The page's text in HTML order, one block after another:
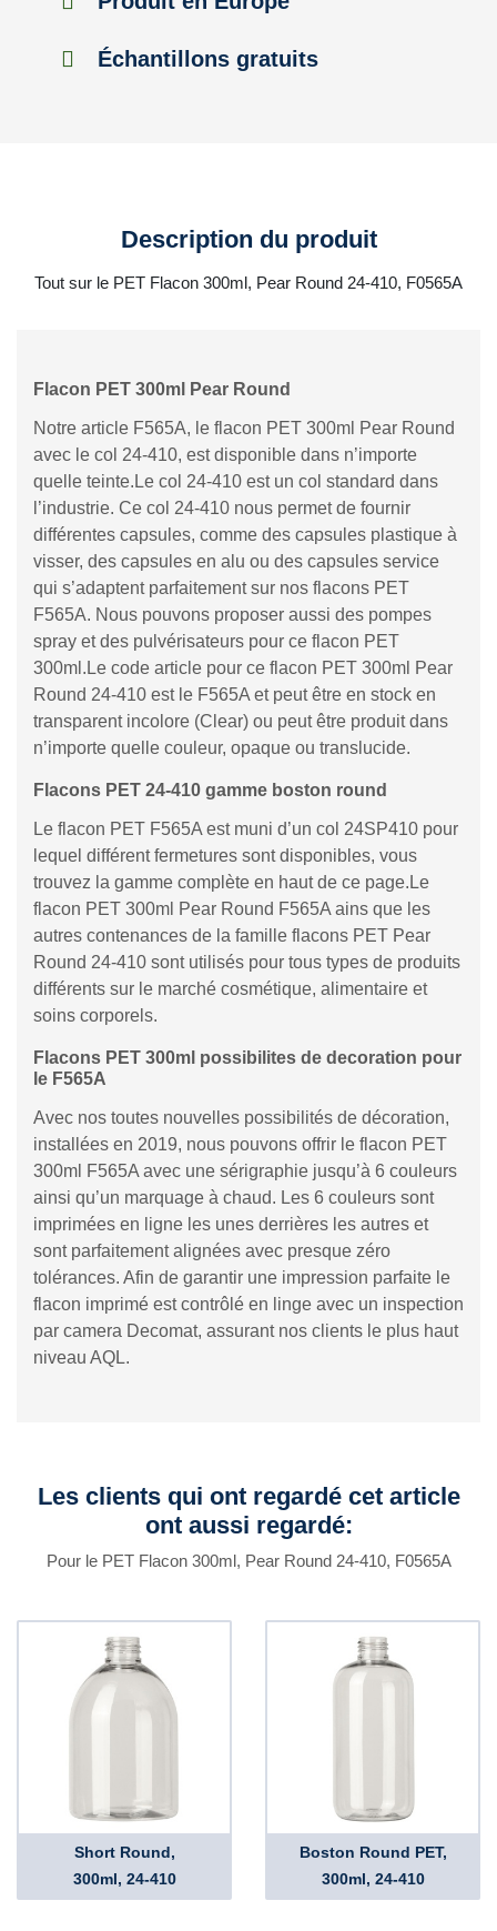
Échantillons gratuits
Description du produit
Tout sur le PET Flacon 300ml, Pear Round 24-410, F0565A
Flacon PET 300ml Pear Round
Notre article F565A, le flacon PET 300ml Pear Round
avec le col 24-410, est disponible dans n’importe
quelle teinte.Le col 24-410 est un col standard dans
l’industrie. Ce col 24-410 nous permet de fournir
différentes capsules, comme des capsules plastique à
visser, des capsules en alu ou des capsules service
qui s’adaptent parfaitement sur nos flacons PET
F565A. Nous pouvons proposer aussi des pompes
spray et des pulvérisateurs pour ce flacon PET
300ml.Le code article pour ce flacon PET 300ml Pear
Round 24-410 est le F565A et peut être en stock en
transparent incolore (Clear) ou peut être produit dans
n’importe quelle couleur, opaque ou translucide.
Flacons PET 24-410 gamme boston round
Le flacon PET F565A est muni d’un col 24SP410 pour
lequel différent fermetures sont disponibles, vous
trouvez la gamme complète en haut de ce page.Le
flacon PET 300ml Pear Round F565A ains que les
autres contenances de la famille flacons PET Pear
Round 24-410 sont utilisés pour tous types de produits
différents sur le marché cosmétique, alimentaire et
soins corporels.
Flacons PET 300ml possibilites de decoration pour
le F565A
Avec nos toutes nouvelles possibilités de décoration,
installées en 2019, nous pouvons offrir le flacon PET
300ml F565A avec une sérigraphie jusqu’à 6 couleurs
ainsi qu’un marquage à chaud. Les 6 couleurs sont
imprimées en ligne les unes derrières les autres et
sont parfaitement alignées avec presque zéro
tolérances. Afin de garantir une impression parfaite le
flacon imprimé est contrôlé en linge avec un inspection
par camera Decomat, assurant nos clients le plus haut
niveau AQL.
Les clients qui ont regardé cet article
ont aussi regardé:
Pour le PET Flacon 300ml, Pear Round 24-410, F0565A
Short Round,
300ml, 24-410
Boston Round PET,
300ml, 24-410